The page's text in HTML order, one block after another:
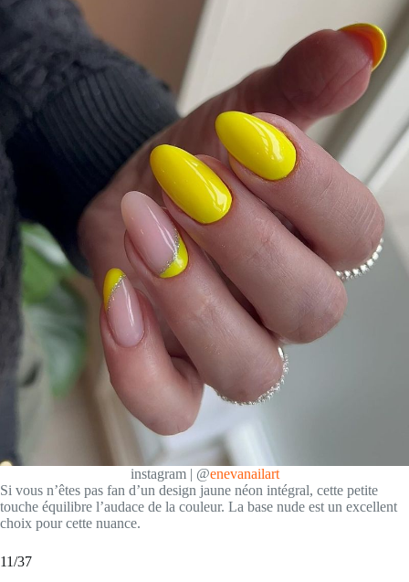
instagram | @enevanailart
Si vous n’êtes pas fan d’un design jaune néon intégral, cette petite
touche équilibre l’audace de la couleur. La base nude est un excellent
choix pour cette nuance.
11/37